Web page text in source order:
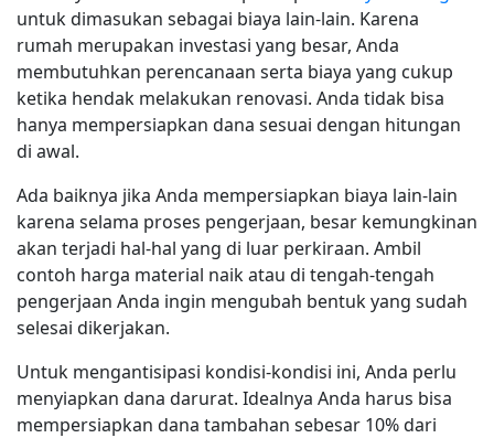
untuk dimasukan sebagai biaya lain-lain. Karena
rumah merupakan investasi yang besar, Anda
membutuhkan perencanaan serta biaya yang cukup
ketika hendak melakukan renovasi. Anda tidak bisa
hanya mempersiapkan dana sesuai dengan hitungan
di awal.
Ada baiknya jika Anda mempersiapkan biaya lain-lain
karena selama proses pengerjaan, besar kemungkinan
akan terjadi hal-hal yang di luar perkiraan. Ambil
contoh harga material naik atau di tengah-tengah
pengerjaan Anda ingin mengubah bentuk yang sudah
selesai dikerjakan.
Untuk mengantisipasi kondisi-kondisi ini, Anda perlu
menyiapkan dana darurat. Idealnya Anda harus bisa
mempersiapkan dana tambahan sebesar 10% dari